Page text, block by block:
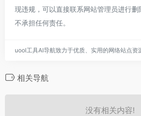
现违规，可以直接联系网站管理员进行
不承担任何责任。
uool工具AI导航致力于优质、实用的网络站点资
相关导航
没有相关内容!